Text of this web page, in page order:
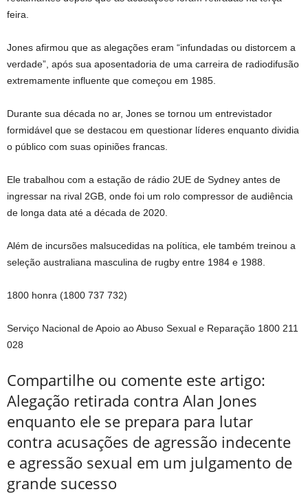
feira.
Jones afirmou que as alegações eram “infundadas ou distorcem a
verdade”, após sua aposentadoria de uma carreira de radiodifusão
extremamente influente que começou em 1985.
Durante sua década no ar, Jones se tornou um entrevistador
formidável que se destacou em questionar líderes enquanto dividia
o público com suas opiniões francas.
Ele trabalhou com a estação de rádio 2UE de Sydney antes de
ingressar na rival 2GB, onde foi um rolo compressor de audiência
de longa data até a década de 2020.
Além de incursões malsucedidas na política, ele também treinou a
seleção australiana masculina de rugby entre 1984 e 1988.
1800 honra (1800 737 732)
Serviço Nacional de Apoio ao Abuso Sexual e Reparação 1800 211
028
Compartilhe ou comente este artigo:
Alegação retirada contra Alan Jones
enquanto ele se prepara para lutar
contra acusações de agressão indecente
e agressão sexual em um julgamento de
grande sucesso